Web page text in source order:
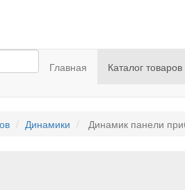
Главная
Каталог товаров
Динамики Динамик панели